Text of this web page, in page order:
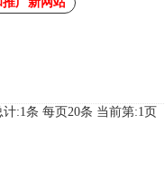
计:1条 每页20条 当前第:1页